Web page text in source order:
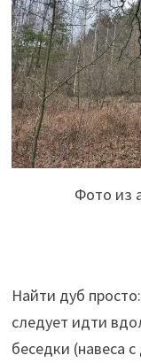
Фото из
Найти дуб
следует идти
беседки (навеса